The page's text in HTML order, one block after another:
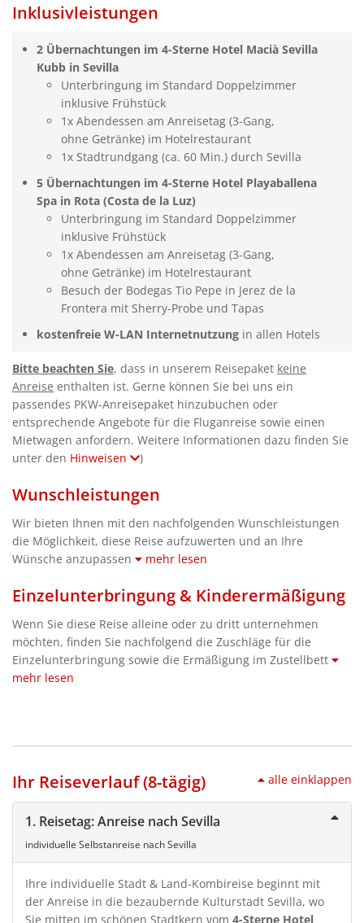
Inklusivleistungen
2 Übernachtungen im 4-Sterne Hotel Macià Sevilla
Kubb in Sevilla
Unterbringung im Standard Doppelzimmer
inklusive Frühstück
1x Abendessen am Anreisetag (3-Gang,
ohne Getränke) im Hotelrestaurant
1x Stadtrundgang (ca. 60 Min.) durch Sevilla
5 Übernachtungen im 4-Sterne Hotel Playaballena
Spa in Rota (Costa de la Luz)
Unterbringung im Standard Doppelzimmer
inklusive Frühstück
1x Abendessen am Anreisetag (3-Gang,
ohne Getränke) im Hotelrestaurant
Besuch der Bodegas Tio Pepe in Jerez de la
Frontera mit Sherry-Probe und Tapas
kostenfreie W-LAN Internetnutzung in allen Hotels
Bitte beachten Sie, dass in unserem Reisepaket keine
Anreise enthalten ist. Gerne können Sie bei uns ein
passendes PKW-Anreisepaket hinzubuchen oder
entsprechende Angebote für die Fluganreise sowie einen
Mietwagen anfordern. Weitere Informationen dazu finden Sie
unter den Hinweisen )
Wunschleistungen
Wir bieten Ihnen mit den nachfolgenden Wunschleistungen
die Möglichkeit, diese Reise aufzuwerten und an Ihre
Wünsche anzupassen
mehr lesen
Einzelunterbringung & Kinderermäßigung
Wenn Sie diese Reise alleine oder zu dritt unternehmen
möchten, finden Sie nachfolgend die Zuschläge für die
Einzelunterbringung sowie die Ermäßigung im Zustellbett
mehr lesen
alle einklappen
Ihr Reiseverlauf (8-tägig)
1. Reisetag: Anreise nach Sevilla
individuelle Selbstanreise nach Sevilla
Ihre individuelle Stadt & Land-Kombireise beginnt mit
der Anreise in die bezaubernde Kulturstadt Sevilla, wo
Sie mitten im schönen Stadtkern vom 4-Sterne Hotel